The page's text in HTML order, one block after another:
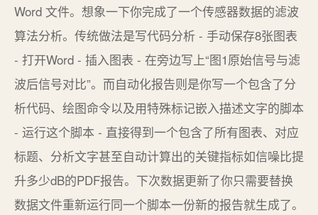
Word 文件。想象一下你完成了一个传感器数据的滤波
算法分析。传统做法是写代码分析 - 手动保存8张图表
- 打开Word - 插入图表 - 在旁边写上“图1原始信号与滤
波后信号对比”。而自动化报告则是你写一个包含了分
析代码、绘图命令以及用特殊标记嵌入描述文字的脚本
- 运行这个脚本 - 直接得到一个包含了所有图表、对应
标题、分析文字甚至自动计算出的关键指标如信噪比提
升多少dB的PDF报告。下次数据更新了你只需要替换
数据文件重新运行同一个脚本一份新的报告就生成了。